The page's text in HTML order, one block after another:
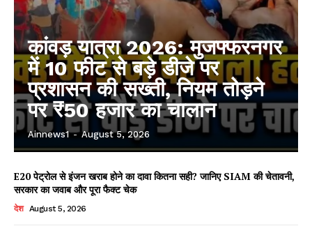
कांवड़ यात्रा 2026: मुजफ्फरनगर
में 10 फीट से बड़े डीजे पर
प्रशासन की सख्ती, नियम तोड़ने
पर ₹50 हजार का चालान
Ainnews1 - August 5, 2026
E20 पेट्रोल से इंजन खराब होने का दावा कितना सही? जानिए SIAM की चेतावनी,
सरकार का जवाब और पूरा फैक्ट चेक
देश August 5, 2026